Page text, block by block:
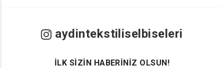
aydintekstiliselbiseleri
İLK SİZİN HABERİNİZ OLSUN!